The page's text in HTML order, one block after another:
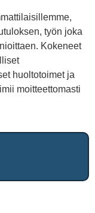
työn joka
Kokeneet
huoltotoimet ja
moitteettomasti